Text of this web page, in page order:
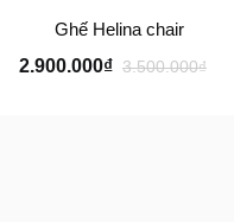
Ghế Helina chair
2.900.000₫ 3.500.000₫